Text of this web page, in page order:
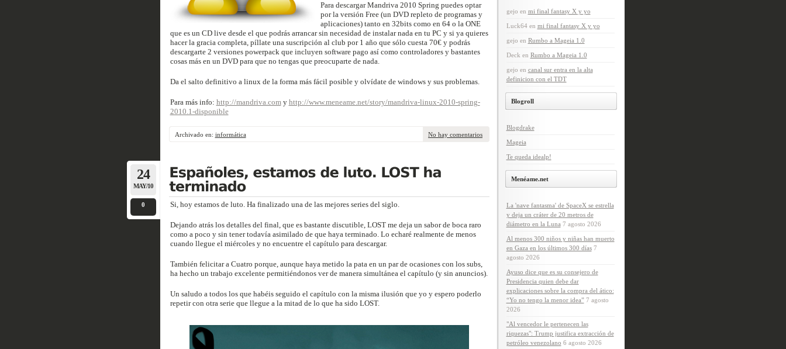
Para descargar Mandriva 2010 Spring puedes optar
por la versión Free (un DVD repleto de programas y
aplicaciones) tanto en 32bits como en 64 o la ONE
que es un CD live desde el que podrás arrancar sin necesidad de instalar nada en tu PC y si ya quieres
hacer la gracia completa, píllate una suscripción al club por 1 año que sólo cuesta 70€ y podrás
descargarte 2 versiones powerpack que incluyen software pago así como controladores y bastantes
cosas más en un DVD para que no tengas que preocuparte de nada.
Da el salto definitivo a linux de la forma más fácil posible y olvídate de windows y sus problemas.
Para más info: http://mandriva.comy http://www.meneame.net/story/mandriva-linux-2010-spring-
2010.1-disponible
Archivado en: informática No hay comentarios
24
MAY/10
0 Si, hoy estamos de luto. Ha finalizado una de las mejores series del siglo.
Dejando atrás los detalles del final, que es bastante discutible, LOST me deja un sabor de boca raro
como a poco y sin tener todavía asimilado de que haya terminado. Lo echaré realmente de menos
cuando llegue el miércoles y no encuentre el capítulo para descargar.
También felicitar a Cuatro porque, aunque haya metido la pata en un par de ocasiones con los subs,
ha hecho un trabajo excelente permitiéndonos ver de manera simultánea el capítulo (y sin anuncios).
Un saludo a todos los que habéis seguido el capítulo con la misma ilusión que yo y espero poderlo
repetir con otra serie que llegue a la mitad de lo que ha sido LOST.
gejo en mi final fantasy X y yo
Luck64en mi final fantasy X y yo
gejo en Rumbo a Mageia 1.0
Deck en Rumbo a Mageia 1.0
gejo en canal sur entra en la alta
definicion con el TDT
Blogroll
Blogdrake
Mageia
Te queda idealp!
Menéame.net
La 'nave fantasma' de SpaceX se estrella
y deja un cráter de 20 metros de
diámetro en la Luna 7 agosto 2026
Al menos 300 niños y niñas han muerto
en Gaza en los últimos 300 días 7
agosto 2026
Ayuso dice que es su consejero de
Presidencia quien debe dar
explicaciones sobre la compra del ático:
“Yo no tengo la menor idea” 7 agosto
2026
"Al vencedor le pertenecen las
riquezas": Trump justifica extracción de
petróleo venezolano 6 agosto 2026